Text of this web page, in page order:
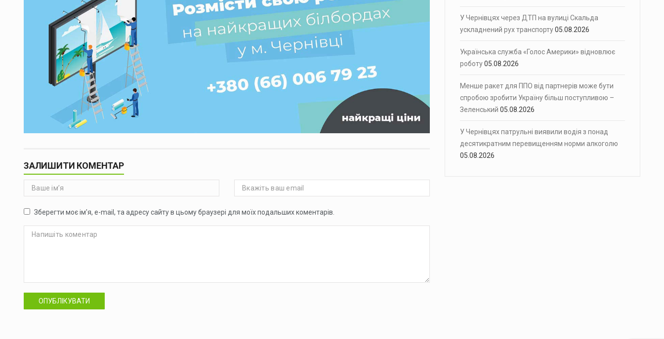
ЗАЛИШИТИ КОМЕНТАР
Зберегти моє ім'я, e-mail, та адресу сайту в цьому браузері для моїх подальших коментарів.
ОПУБЛІКУВАТИ
У Чернівцях через ДТП на вулиці Скальда
ускладнений рух транспорту05.08.2026
Українська служба «Голос Америки» відновлює
роботу05.08.2026
Менше ракет для ППО від партнерів може бути
спробою зробити Україну більш поступливою –
Зеленський 05.08.2026
У Чернівцях патрульні виявили водія з понад
десятикратним перевищенням норми алкоголю
05.08.2026